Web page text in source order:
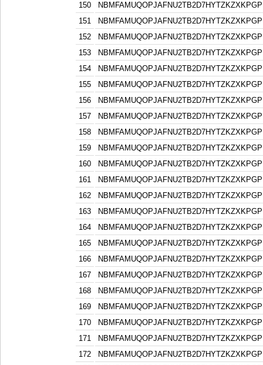
150
151
152
153
154
155
156
157
158
159
160
161
162
163
164
165
166
167
168
169
170
171
172